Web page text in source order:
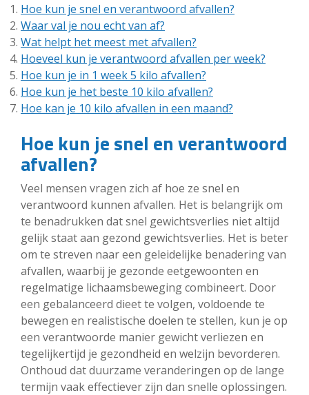
Hoe kun je snel en verantwoord afvallen?
Waar val je nou echt van af?
Wat helpt het meest met afvallen?
Hoeveel kun je verantwoord afvallen per week?
Hoe kun je in 1 week 5 kilo afvallen?
Hoe kun je het beste 10 kilo afvallen?
Hoe kan je 10 kilo afvallen in een maand?
Hoe kun je snel en verantwoord
afvallen?
Veel mensen vragen zich af hoe ze snel en
verantwoord kunnen afvallen. Het is belangrijk om
te benadrukken dat snel gewichtsverlies niet altijd
gelijk staat aan gezond gewichtsverlies. Het is beter
om te streven naar een geleidelijke benadering van
afvallen, waarbij je gezonde eetgewoonten en
regelmatige lichaamsbeweging combineert. Door
een gebalanceerd dieet te volgen, voldoende te
bewegen en realistische doelen te stellen, kun je op
een verantwoorde manier gewicht verliezen en
tegelijkertijd je gezondheid en welzijn bevorderen.
Onthoud dat duurzame veranderingen op de lange
termijn vaak effectiever zijn dan snelle oplossingen.